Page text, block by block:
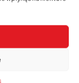
suchy i
wałkiem lub
ilość,